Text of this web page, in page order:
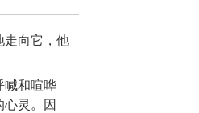
向它，他
喊和喧哗
灵。因